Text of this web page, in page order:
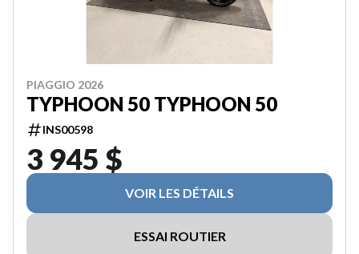
PIAGGIO 2026
TYPHOON 50 TYPHOON 50
INS00598
3 945 $
VOIR LES DÉTAILS
ESSAI ROUTIER